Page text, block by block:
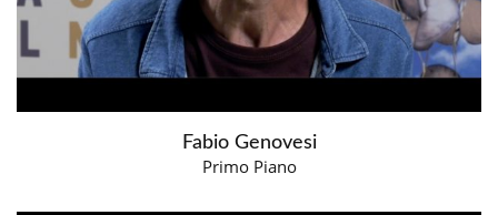
Fabio Genovesi
Primo Piano